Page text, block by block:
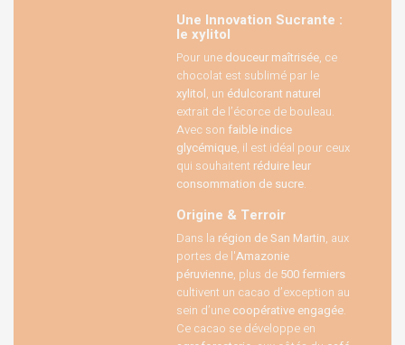
Une Innovation Sucrante :
le xylitol
Pour une douceur maîtrisée, ce
chocolat est sublimé par le
xylitol, un édulcorant naturel
extrait de l’écorce de bouleau.
Avec son faible indice
glycémique, il est idéal pour ceux
qui souhaitent réduire leur
consommation de sucre.
Origine & Terroir
Dans la région de San Martin, aux
portes de l'Amazonie
péruvienne, plus de 500 fermiers
cultivent un cacao d’exception au
sein d’une coopérative engagée.
Ce cacao se développe en